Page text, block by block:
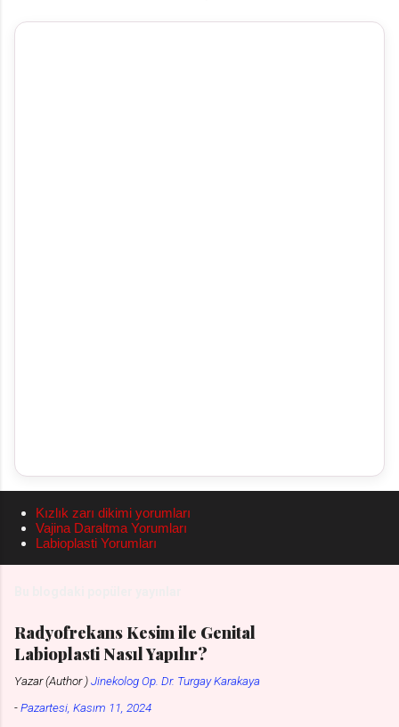
Kızlık zarı dikimi yorumları
Vajina Daraltma Yorumları
Labioplasti Yorumları
Radyofrekans Kesim ile Genital
Labioplasti Nasıl Yapılır?
Yazar (Author )Jinekolog Op. Dr. Turgay Karakaya
-Pazartesi, Kasım 11, 2024